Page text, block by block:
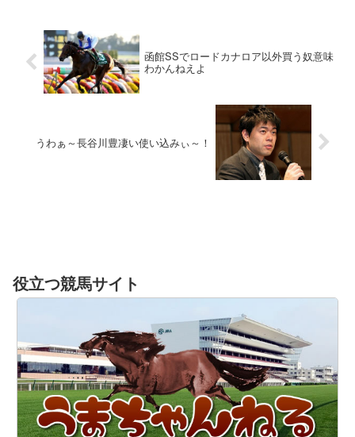
函館SSでロードカナロア以外買う奴意味
わかんねえよ
うわぁ～長谷川豊凄い使い込みぃ～！
役立つ競馬サイト